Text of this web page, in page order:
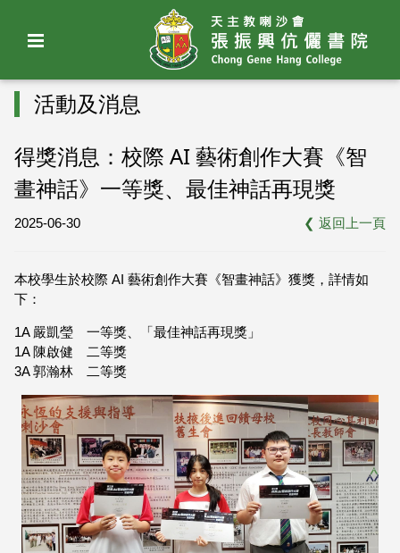
活動及消息
得獎消息：校際 AI 藝術創作大賽《智
畫神話》一等獎、最佳神話再現獎
2025-06-30 ❮ 返回上一頁
本校學生於校際 AI 藝術創作大賽《智畫神話》獲獎，詳情如
下：
1A 嚴凱瑩 一等獎、「最佳神話再現獎」
1A 陳啟健 二等獎
3A 郭瀚林 二等獎